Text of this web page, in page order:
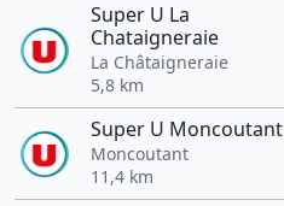
Super U La
Chataigneraie
La Châtaigneraie
5,8 km
Super U Moncoutant
Moncoutant
11,4 km